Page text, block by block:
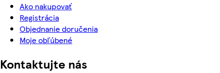
Ako nakupovať
Registrácia
Objednanie doručenia
Moje obľúbené
Kontaktujte nás